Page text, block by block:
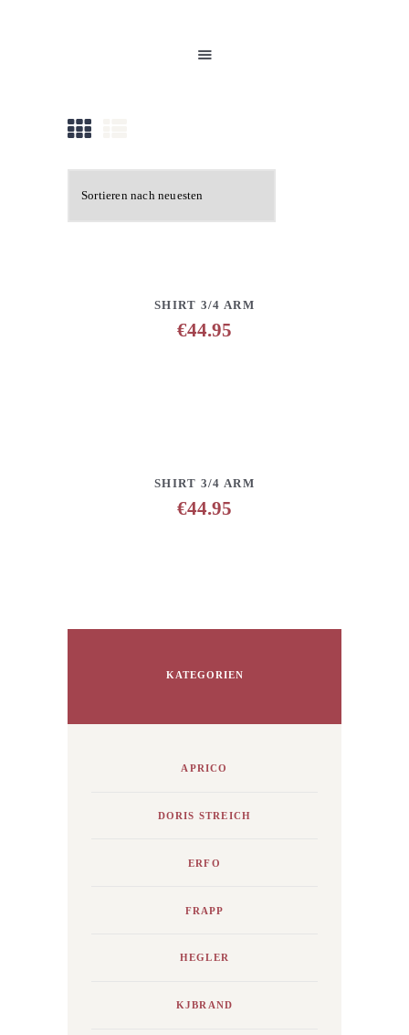
ÜBER UNS
KONTAKT
DETAILS ANFRAGE HINZUFÜGEN
SHIRT 3/4 ARM
€44.95
DETAILS ANFRAGE HINZUFÜGEN
SHIRT 3/4 ARM
€44.95
KATEGORIEN
APRICO
DORIS STREICH
ERFO
FRAPP
HEGLER
KJBRAND